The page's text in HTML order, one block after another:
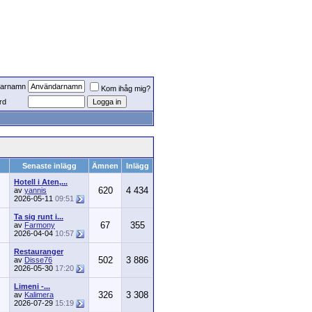
Kom ihåg mig?
Senaste inlägg Ämnen Inlägg
Hotell i Aten,...
av yannis
2026-05-11 09:51
620 4 434
Ta sig runt i...
av Farmony
2026-04-04 10:57
67 355
Restauranger
av Disse76
2026-05-30 17:20
502 3 886
Limeni -...
av Kalimera
2026-07-29 15:19
326 3 308